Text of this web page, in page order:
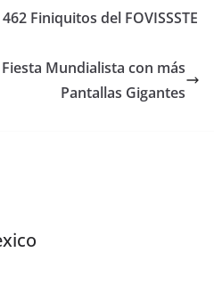
Finiquitos del FOVISSSTE
Mundialista con más
Pantallas Gigantes